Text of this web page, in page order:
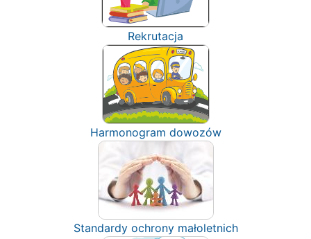
Rekrutacja
Harmonogram dowozów
Standardy ochrony małoletnich